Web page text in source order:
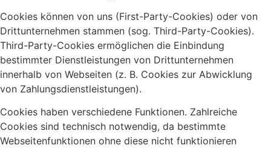
Cookies können von uns (First-Party-Cookies) oder von
Drittunternehmen stammen (sog. Third-Party-Cookies).
Third-Party-Cookies ermöglichen die Einbindung
bestimmter Dienstleistungen von Drittunternehmen
innerhalb von Webseiten (z. B. Cookies zur Abwicklung
von Zahlungsdienstleistungen).
Cookies haben verschiedene Funktionen. Zahlreiche
Cookies sind technisch notwendig, da bestimmte
Webseitenfunktionen ohne diese nicht funktionieren